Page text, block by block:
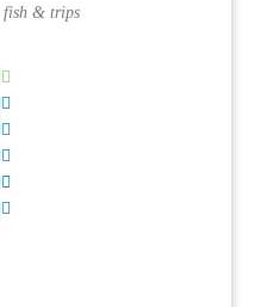
fish & trips